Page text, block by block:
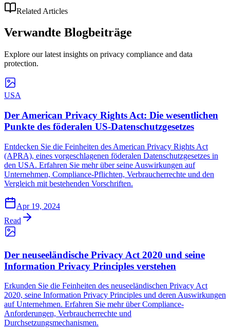
Related Articles
Verwandte Blogbeiträge
Explore our latest insights on privacy compliance and data
protection.
USA
Der American Privacy Rights Act: Die wesentlichen
Punkte des föderalen US-Datenschutzgesetzes
Entdecken Sie die Feinheiten des American Privacy Rights Act
(APRA), eines vorgeschlagenen föderalen Datenschutzgesetzes in
den USA. Erfahren Sie mehr über seine Auswirkungen auf
Unternehmen, Compliance-Pflichten, Verbraucherrechte und den
Vergleich mit bestehenden Vorschriften.
Apr 19, 2024
Read
Der neuseeländische Privacy Act 2020 und seine
Information Privacy Principles verstehen
Erkunden Sie die Feinheiten des neuseeländischen Privacy Act
2020, seine Information Privacy Principles und deren Auswirkungen
auf Unternehmen. Erfahren Sie mehr über Compliance-
Anforderungen, Verbraucherrechte und
Durchsetzungsmechanismen.